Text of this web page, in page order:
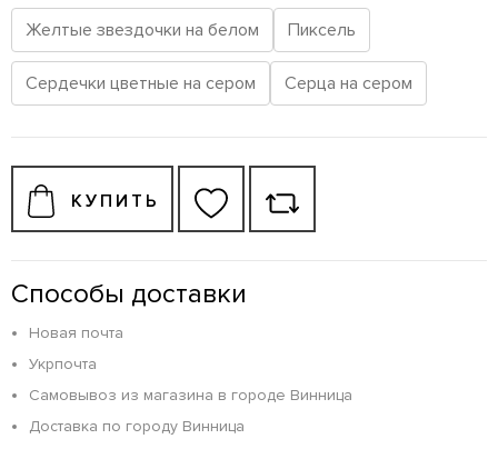
Желтые звездочки на белом Пиксель
Сердечки цветные на сером Серца на сером
КУПИТЬ
Способы доставки
Новая почта
Укрпочта
Самовывоз из магазина в городе Винница
Доставка по городу Винница